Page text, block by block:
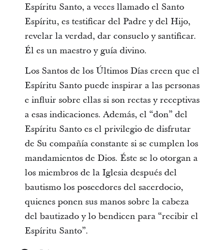
Espíritu Santo, a veces llamado el Santo
Espíritu, es testificar del Padre y del Hijo,
revelar la verdad, dar consuelo y santificar.
Él es un maestro y guía divino.
Los Santos de los Últimos Días creen que el
Espíritu Santo puede inspirar a las personas
e influir sobre ellas si son rectas y receptivas
a esas indicaciones. Además, el “don” del
Espíritu Santo es el privilegio de disfrutar
de Su compañía constante si se cumplen los
mandamientos de Dios. Éste se lo otorgan a
los miembros de la Iglesia después del
bautismo los poseedores del sacerdocio,
quienes ponen sus manos sobre la cabeza
del bautizado y lo bendicen para “recibir el
Espíritu Santo”.